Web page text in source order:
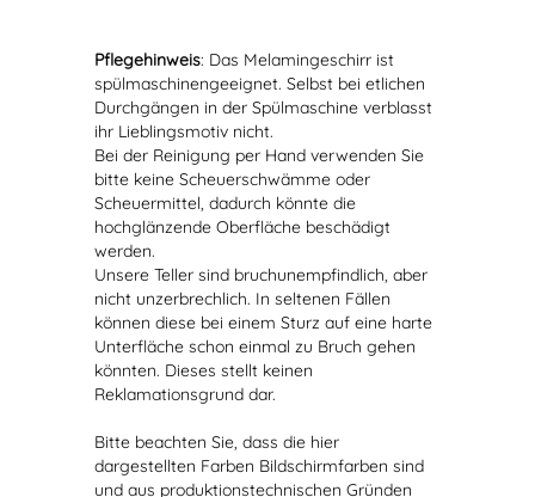
Pflegehinweis: Das Melamingeschirr ist
spülmaschinengeeignet. Selbst bei etlichen
Durchgängen in der Spülmaschine verblasst
ihr Lieblingsmotiv nicht.
Bei der Reinigung per Hand verwenden Sie
bitte keine Scheuerschwämme oder
Scheuermittel, dadurch könnte die
hochglänzende Oberfläche beschädigt
werden.
Unsere Teller sind bruchunempfindlich, aber
nicht unzerbrechlich. In seltenen Fällen
können diese bei einem Sturz auf eine harte
Unterfläche schon einmal zu Bruch gehen
könnten. Dieses stellt keinen
Reklamationsgrund dar.
Bitte beachten Sie, dass die hier
dargestellten Farben Bildschirmfarben sind
und aus produktionstechnischen Gründen